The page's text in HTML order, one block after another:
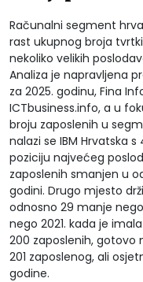
Računalni segment
rast ukupnog broja
nekoliko velikih
Analiza je napravljena
za 2025. godinu, Fina
ICTbusiness.info, a u
broju zaposlenih u
nalazi se IBM Hrvatska s
poziciju najvećeg
zaposlenih smanjen u
godini. Drugo mjesto
odnosno 29 manje
nego 2021. kada je
200 zaposlenih, gotovo
201 zaposlenog, ali
godine.